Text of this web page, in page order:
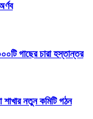
গাছের চারা হস্তান্তর
শাখার নতুন কমিটি গঠন